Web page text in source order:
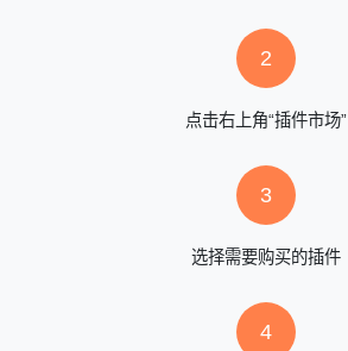
2
点击右上角“插件市场”
3
选择需要购买的插件
4